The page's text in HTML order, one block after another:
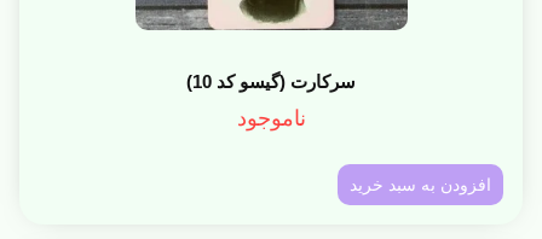
سرکارت (گیسو کد 10)
ناموجود
افزودن به سبد خرید